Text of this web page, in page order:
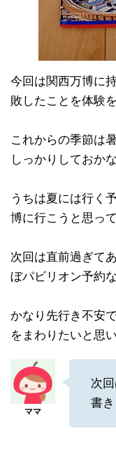
今回は関西万博に
敗したことを体験
これからの季節は
しっかりしておか
うちは夏には行く
博に行こうと思って
次回は直前過ぎて
ぼパビリオン予約
かなり先行き不安
をまわりたいと思
次
書